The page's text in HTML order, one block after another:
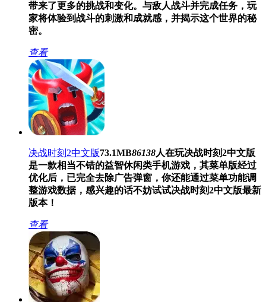
带来了更多的挑战和变化。与敌人战斗并完成任务，玩
家将体验到战斗的刺激和成就感，并揭示这个世界的秘
密。
查看
决战时刻2中文版73.1MB86138人在玩决战时刻2中文版
是一款相当不错的益智休闲类手机游戏，其菜单版经过
优化后，已完全去除广告弹窗，你还能通过菜单功能调
整游戏数据，感兴趣的话不妨试试决战时刻2中文版最新
版本！
查看